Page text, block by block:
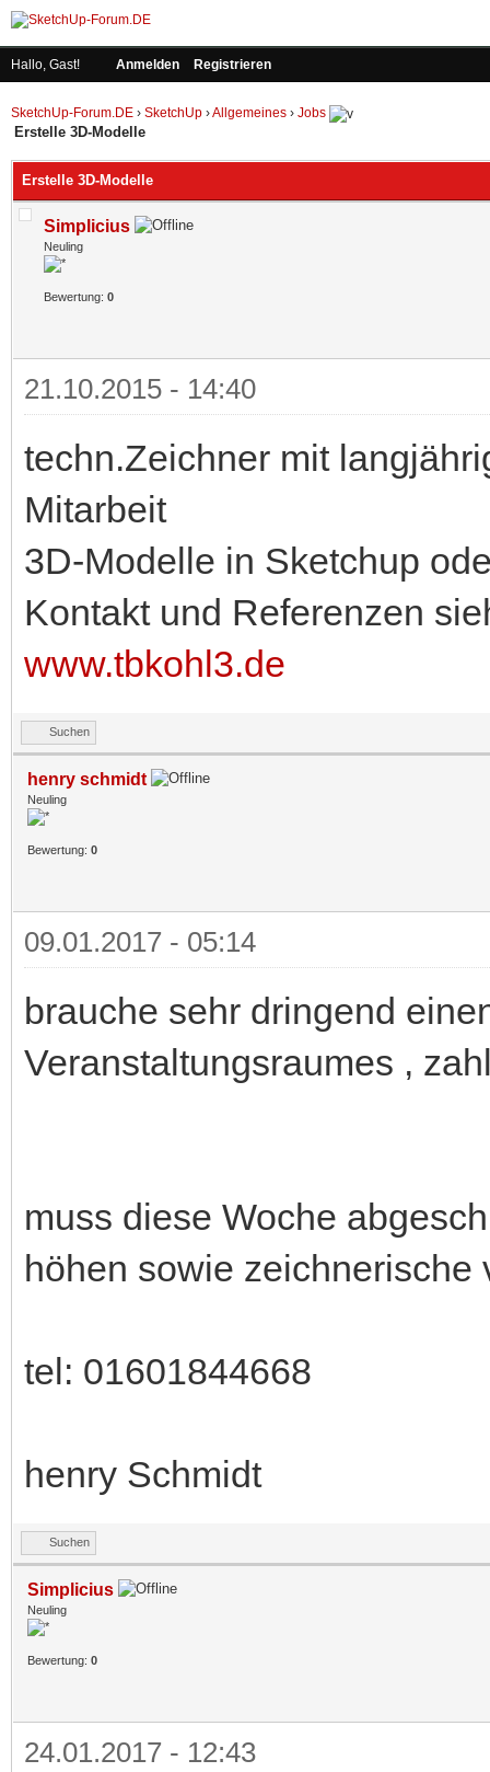
Hallo, Gast! Anmelden Registrieren
SketchUp-Forum.DE › SketchUp ›Allgemeines › Jobs
Erstelle 3D-Modelle
Erstelle 3D-Modelle
Simplicius
Neuling
Bewertung: 0
21.10.2015 - 14:40
techn.Zeichner mit
Mitarbeit
3D-Modelle in Sketchup
Kontakt und Referenzen
www.tbkohl3.de
Suchen
henry schmidt
Neuling
Bewertung: 0
09.01.2017 - 05:14
brauche sehr dringend
Veranstaltungsraumes ,
muss diese Woche
höhen sowie
tel: 01601844668
henry Schmidt
Suchen
Simplicius
Neuling
Bewertung: 0
24.01.2017 - 12:43